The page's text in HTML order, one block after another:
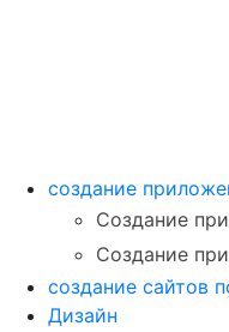
создание
Создание
Создание
создание сайтов
Дизайн